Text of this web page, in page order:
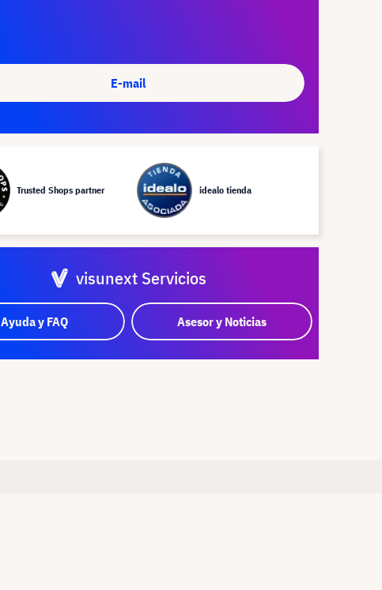
E-mail
Trusted Shops partner idealo tienda
visunext Servicios
Ayuda y FAQ Asesor y Noticias